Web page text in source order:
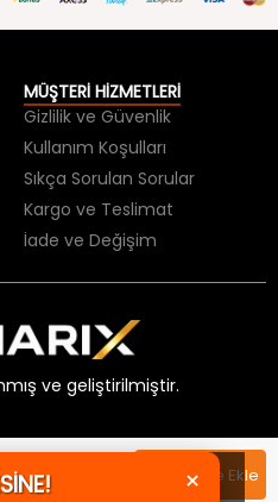
Sepete Ekle
MÜŞTERİ HİZMETLERİ
Gizlilik ve Güvenlik
Kullanım Koşulları
Sıkça Sorulan Sorular
Kargo ve Teslimat
İade ve Değişim
ve geliştirilmiştir.
×